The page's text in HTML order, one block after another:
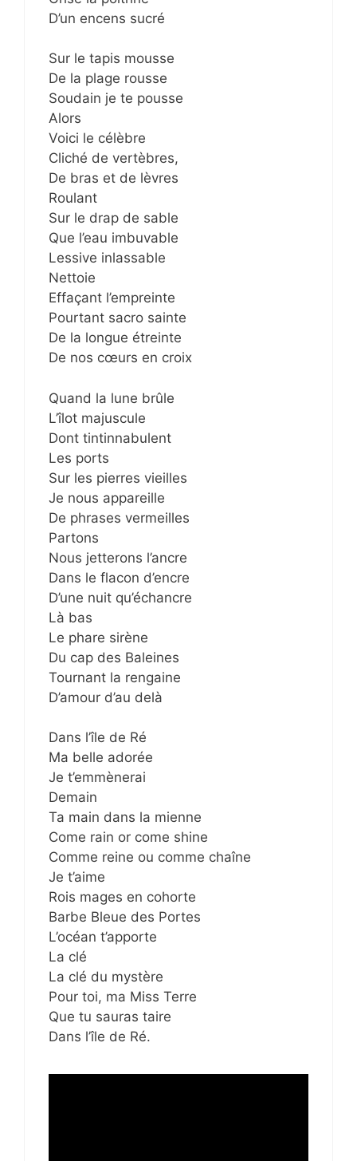
D’un encens sucré
Sur le tapis mousse
De la plage rousse
Soudain je te pousse
Alors
Voici le célèbre
Cliché de vertèbres,
De bras et de lèvres
Roulant
Sur le drap de sable
Que l’eau imbuvable
Lessive inlassable
Nettoie
Effaçant l’empreinte
Pourtant sacro sainte
De la longue étreinte
De nos cœurs en croix
Quand la lune brûle
L’îlot majuscule
Dont tintinnabulent
Les ports
Sur les pierres vieilles
Je nous appareille
De phrases vermeilles
Partons
Nous jetterons l’ancre
Dans le flacon d’encre
D’une nuit qu’échancre
Là bas
Le phare sirène
Du cap des Baleines
Tournant la rengaine
D’amour d’au delà
Dans l’île de Ré
Ma belle adorée
Je t’emmènerai
Demain
Ta main dans la mienne
Come rain or come shine
Comme reine ou comme chaîne
Je t’aime
Rois mages en cohorte
Barbe Bleue des Portes
L’océan t’apporte
La clé
La clé du mystère
Pour toi, ma Miss Terre
Que tu sauras taire
Dans l’île de Ré.